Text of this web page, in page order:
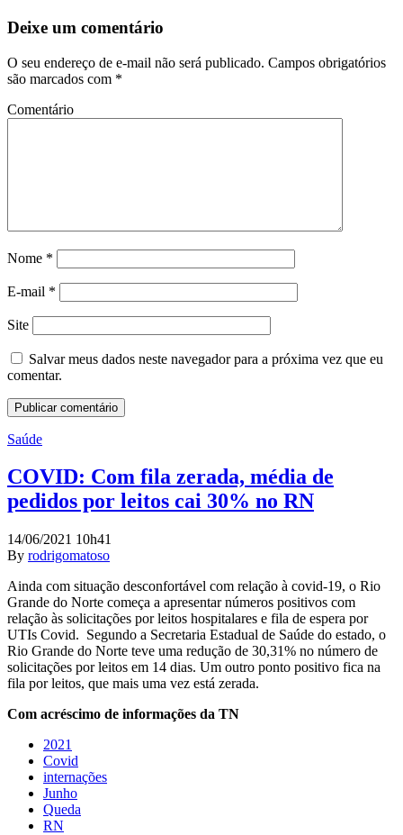
Deixe um comentário
O seu endereço de e-mail não será publicado. Campos obrigatórios
são marcados com *
Comentário
Nome *
E-mail *
Site
Salvar meus dados neste navegador para a próxima vez que eu
comentar.
Saúde
COVID: Com fila zerada, média de
pedidos por leitos cai 30% no RN
14/06/2021 10h41
By rodrigomatoso
Ainda com situação desconfortável com relação à covid-19, o Rio
Grande do Norte começa a apresentar números positivos com
relação às solicitações por leitos hospitalares e fila de espera por
UTIs Covid. Segundo a Secretaria Estadual de Saúde do estado, o
Rio Grande do Norte teve uma redução de 30,31% no número de
solicitações por leitos em 14 dias. Um outro ponto positivo fica na
fila por leitos, que mais uma vez está zerada.
Com acréscimo de informações da TN
2021
Covid
internações
Junho
Queda
RN